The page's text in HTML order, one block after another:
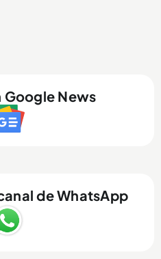
Google News
de WhatsApp